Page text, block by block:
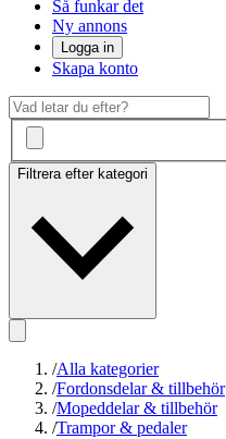
Så funkar det
Ny annons
Logga in
Skapa konto
Filtrera efter kategori
/Alla kategorier
/Fordonsdelar & tillbehör
/Mopeddelar & tillbehör
/Trampor & pedaler